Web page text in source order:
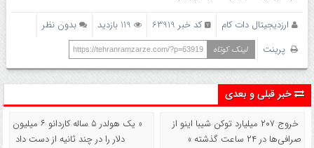
ارزدیجیتال دات کام کد خبر 63919 119 بازدید
بدون نظر
پرینت
لینک کوتاه https://tehranramzarze.com/?p=63919
خبر قبلی و بعدی
خروج ۲۰۷ میلیارد توکن شیبا اینو از
صرافی‌ها در ۲۴ ساعت گذشته »
« یک هولدر ۵ ساله کاردانو ۶ میلیون
دلار را در چند ثانیه از دست داد